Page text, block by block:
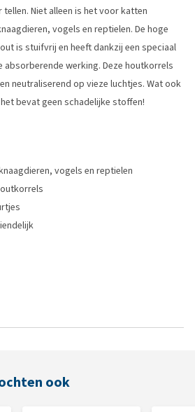
Niet alleen is het voor katten
vogels en reptielen. De hoge
is stuifvrij en heeft dankzij een speciaal
werking. Deze houtkorrels
neutraliserend op vieze luchtjes. Wat ook
bevat geen schadelijke stoffen!
vogels en reptielen
ook